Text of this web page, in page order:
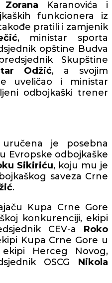
Zorana Karanovića i
funkcionera iz
pratili i zamjenik
, ministar sporta
opštine Budva
Skupštine
Odžić, a svojim
uveličao i ministar
odbojkaški trener
je posebna
Evropske odbojkaške
Sikiriću, koju mu je
saveza Crne
.
Kupa Crne Gore
konkurenciji, ekipi
CEV-a Roko
Kupa Crne Gore u
Herceg Novog,
OSCG Nikola